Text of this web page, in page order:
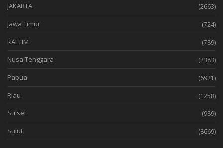
JAKARTA (2663)
Jawa Timur (724)
KALTIM (789)
Nusa Tenggara (2383)
Papua (6921)
Riau (1258)
Sulsel (989)
Sulut (8669)